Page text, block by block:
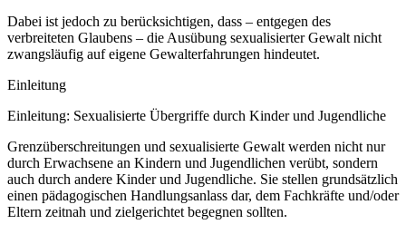
Dabei ist jedoch zu berücksichtigen, dass – entgegen des
verbreiteten Glaubens – die Ausübung sexualisierter Gewalt nicht
zwangsläufig auf eigene Gewalterfahrungen hindeutet.
Einleitung
Einleitung: Sexualisierte Übergriffe durch Kinder und Jugendliche
Grenzüberschreitungen und sexualisierte Gewalt werden nicht nur
durch Erwachsene an Kindern und Jugendlichen verübt, sondern
auch durch andere Kinder und Jugendliche. Sie stellen grundsätzlich
einen pädagogischen Handlungsanlass dar, dem Fachkräfte und/oder
Eltern zeitnah und zielgerichtet begegnen sollten.